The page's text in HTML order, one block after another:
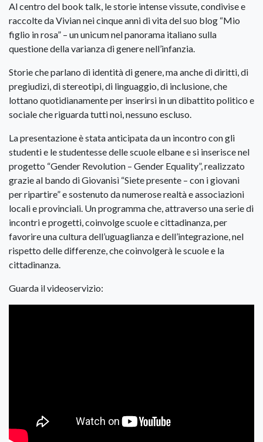
Al centro del book talk, le storie intense vissute, condivise e
raccolte da Vivian nei cinque anni di vita del suo blog “Mio
figlio in rosa” – un unicum nel panorama italiano sulla
questione della varianza di genere nell’infanzia.
Storie che parlano di identità di genere, ma anche di diritti, di
pregiudizi, di stereotipi, di linguaggio, di inclusione, che
lottano quotidianamente per inserirsi in un dibattito politico e
sociale che riguarda tutti noi, nessuno escluso.
La presentazione è stata anticipata da un incontro con gli
studenti e le studentesse delle scuole elbane e si inserisce nel
progetto “Gender Revolution – Gender Equality”, realizzato
grazie al bando di Giovanisì “Siete presente – con i giovani
per ripartire” e sostenuto da numerose realtà e associazioni
locali e provinciali. Un programma che, attraverso una serie di
incontri e progetti, coinvolge scuole e cittadinanza, per
favorire una cultura dell’uguaglianza e dell’integrazione, nel
rispetto delle differenze, che coinvolgerà le scuole e la
cittadinanza.
Guarda il videoservizio: